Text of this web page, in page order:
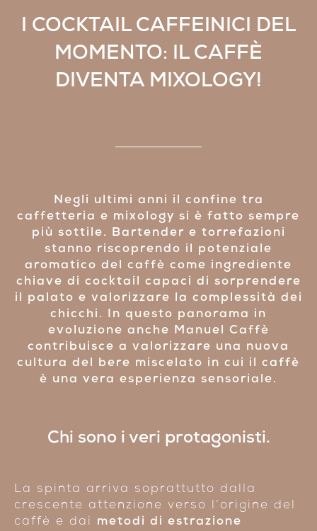
I COCKTAIL CAFFEINICI DEL
MOMENTO: IL CAFFÈ
DIVENTA MIXOLOGY!
Negli ultimi anni il confine tra
caffetteria e mixology si è fatto sempre
più sottile. Bartender e torrefazioni
stanno riscoprendo il potenziale
aromatico del caffè come ingrediente
chiave di cocktail capaci di sorprendere
il palato e valorizzare la complessità dei
chicchi. In questo panorama in
evoluzione anche Manuel Caffè
contribuisce a valorizzare una nuova
cultura del bere miscelato in cui il caffè
è una vera esperienza sensoriale.
Chi sono i veri protagonisti.
La spinta arriva soprattutto dalla
crescente attenzione verso l’origine del
caffè e dai metodi di estrazione